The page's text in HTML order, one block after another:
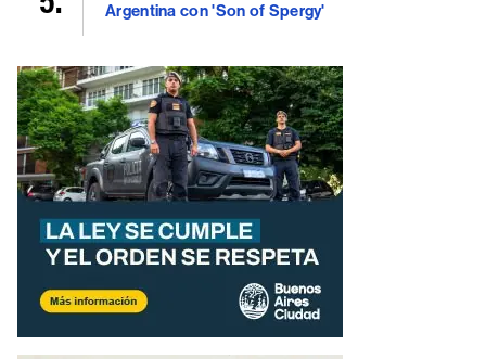
Argentina con 'Son of Spergy'